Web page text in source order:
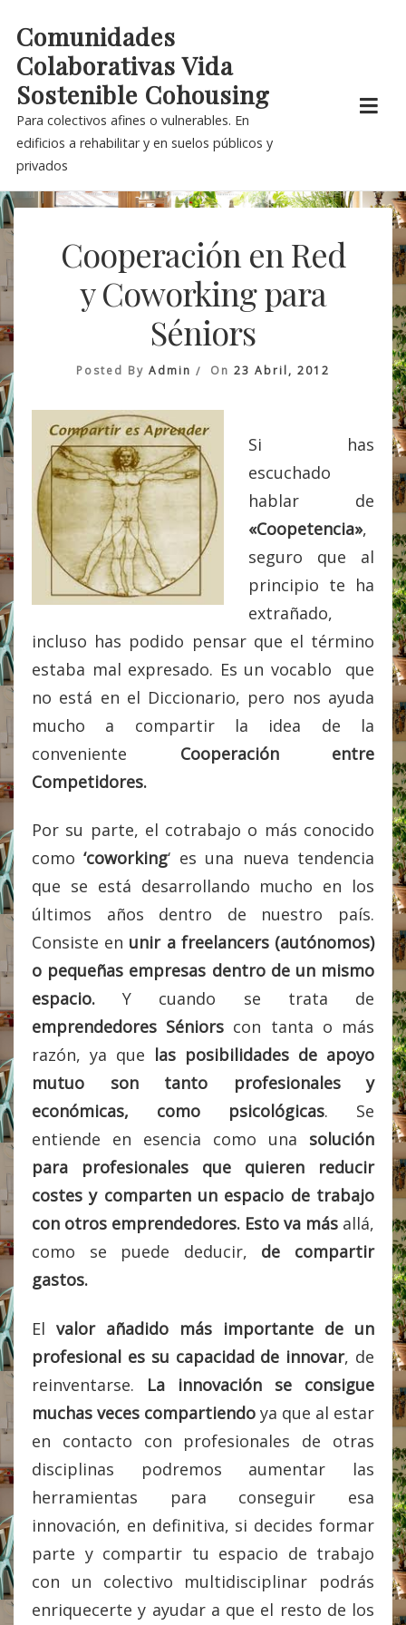
content
Comunidades
Colaborativas Vida
Sostenible Cohousing
Para colectivos afines o vulnerables. En
edificios a rehabilitar y en suelos públicos y
privados
Cooperación en Red
y Coworking para
Séniors
Posted By Admin On 23 Abril, 2012
Si has
escuchado
hablar de
«Coopetencia»,
seguro que al
principio te ha
extrañado,
incluso has podido pensar que el término
estaba mal expresado. Es un vocablo que
no está en el Diccionario, pero nos ayuda
mucho a compartir la idea de la
conveniente Cooperación entre
Competidores.
Por su parte, el cotrabajo o más conocido
como‘coworking‘ es una nueva tendencia
que se está desarrollando mucho en los
últimos años dentro de nuestro país.
Consiste en unir a freelancers (autónomos)
o pequeñas empresas dentro de un mismo
espacio.Y cuando se trata de
emprendedores Séniors con tanta o más
razón, ya que las posibilidades de apoyo
mutuo son tanto profesionales y
económicas, como psicológicas. Se
entiende en esencia como una solución
para profesionales que quieren reducir
costes y comparten un espacio de trabajo
con otros emprendedores. Esto va más allá,
como se puede deducir, de compartir
gastos.
El valor añadido más importante de un
profesional es su capacidad de innovar, de
reinventarse. La innovación se consigue
muchas veces compartiendo ya que al estar
en contacto con profesionales de otras
disciplinas podremos aumentar las
herramientas para conseguir esa
innovación, en definitiva, si decides formar
parte y compartir tu espacio de trabajo
con un colectivo multidisciplinar podrás
enriquecerte y ayudar a que el resto de los